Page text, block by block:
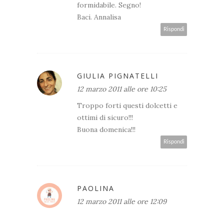
formidabile. Segno!
Baci. Annalisa
Rispondi
GIULIA PIGNATELLI
12 marzo 2011 alle ore 10:25
Troppo forti questi dolcetti e
ottimi di sicuro!!!
Buona domenica!!!
Rispondi
PAOLINA
12 marzo 2011 alle ore 12:09